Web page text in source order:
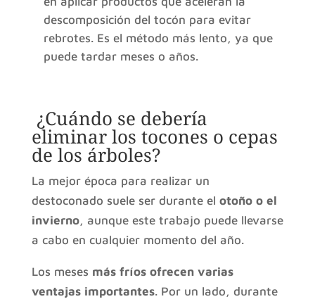
descomposición del tocón para evitar
rebrotes. Es el método más lento, ya que
puede tardar meses o años.
¿Cuándo se debería
eliminar los tocones o cepas
de los árboles?
La mejor época para realizar un
destoconado suele ser durante el otoño o el
invierno, aunque este trabajo puede llevarse
a cabo en cualquier momento del año.
Los meses más fríos ofrecen varias
ventajas importantes. Por un lado, durante